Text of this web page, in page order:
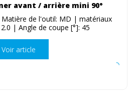
avant / arrière mini 90°
de l'outil: MD | matériaux
| Angle de coupe [°]: 45
Voir article